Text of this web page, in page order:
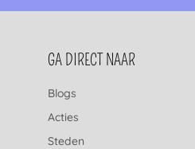
FOOTERNAVIGATIE
GA DIRECT NAAR
Blogs
Acties
Steden